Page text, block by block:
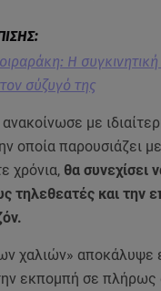
Η
σύζυγό της
με
οποία παρουσιάζει
χρόνια, θα συνεχίσει
τηλεθεατές και την
χαλιών» αποκάλυψε
εκπομπή σε